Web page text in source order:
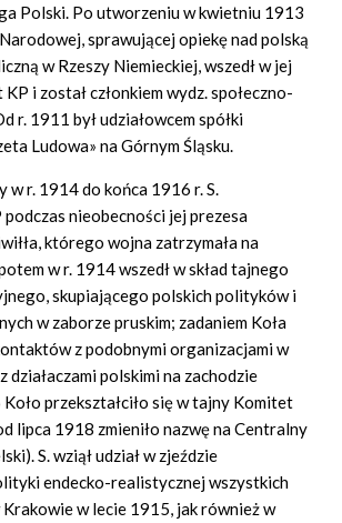
Polski. Po utworzeniu w kwietniu 1913
sprawującej opiekę nad polską
w Rzeszy Niemieckiej, wszedł w jej
i został członkiem wydz. społeczno-
r. 1911 był udziałowcem spółki
Ludowa» na Górnym Śląsku.
w r. 1914 do końca 1916 r. S.
podczas nieobecności jej prezesa
którego wojna zatrzymała na
w r. 1914 wszedł w skład tajnego
skupiającego polskich polityków i
w zaborze pruskim; zadaniem Koła
z podobnymi organizacjami w
działaczami polskimi na zachodzie
przekształciło się w tajny Komitet
lipca 1918 zmieniło nazwę na Centralny
S. wziął udział w zjeździe
endecko-realistycznej wszystkich
w lecie 1915, jak również w